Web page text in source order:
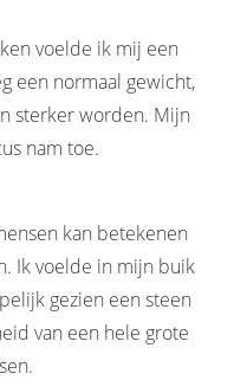
voelde ik mij een
een normaal gewicht,
sterker worden. Mijn
nam toe.
kan betekenen
Ik voelde in mijn buik
gezien een steen
van een hele grote